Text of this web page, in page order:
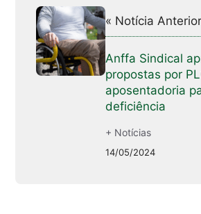
« Notícia Anterior
Anffa Sindical
propostas por
aposentadoria
deficiência
+ Notícias
14/05/2024